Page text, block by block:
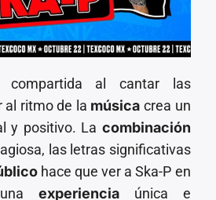
compartida al cantar las
al ritmo de la música crea un
y positivo. La combinación
las letras significativas
hace que ver a Ska-P en
experienciaúnica e